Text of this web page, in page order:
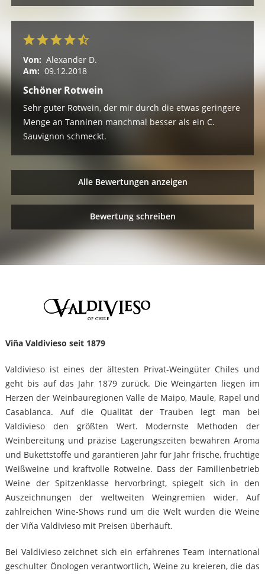
Von: Alexander D.
Am: 09.12.2018
Schöner Rotwein
Sehr guter Rotwein, der mir durch die etwas geringere
Menge an Tanninen manchmal besser als ein C.
Sauvignon schmeckt.
Alle Bewertungen anzeigen
Bewertung schreiben
Viña Valdivieso seit 1879
Valdivieso ist eines der ältesten Privat-Weingüter Chiles und
geht bis auf das Jahr 1879 zurück. Die Weingärten liegen im
Herzen der Weinbauregionen Valle de Maipo, Maule, Rapel und
Casablanca. Auf die Qualität der Trauben legt man bei
Valdivieso den größten Wert. Modernste Methoden der
Weinbereitung und präzise Lagerungszeiten bewahren Aroma
und Bukettstoffe und garantieren Jahr für Jahr frische, fruchtige
Weißweine und kraftvolle Rotweine. Dass der Familienbetrieb
Weine der Spitzenklasse hervorbringt, spiegelt sich in den
Auszeichnungen der weltweiten Weingremien wider. Auf
zahlreichen Wine-Shows rund um die Welt wurden die Weine
der Viña Valdivieso mit Preisen überhäuft.
Bei Valdivieso zeichnet sich ein erfahrenes Team international
geschulter Önologen verantwortlich, Weine zu kreieren, die das